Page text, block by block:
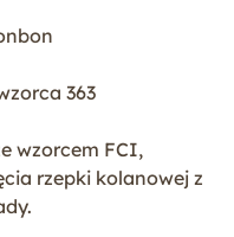
363
wzorcem FCI,
rzepki kolanowej z